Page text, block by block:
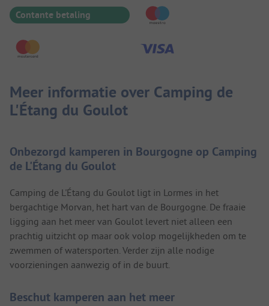
Contante betaling
Meer informatie over Camping de
L'Étang du Goulot
Onbezorgd kamperen in Bourgogne op Camping
de L'Étang du Goulot
Camping de L'Étang du Goulot ligt in Lormes in het
bergachtige Morvan, het hart van de Bourgogne. De fraaie
ligging aan het meer van Goulot levert niet alleen een
prachtig uitzicht op maar ook volop mogelijkheden om te
zwemmen of watersporten. Verder zijn alle nodige
voorzieningen aanwezig of in de buurt.
Beschut kamperen aan het meer